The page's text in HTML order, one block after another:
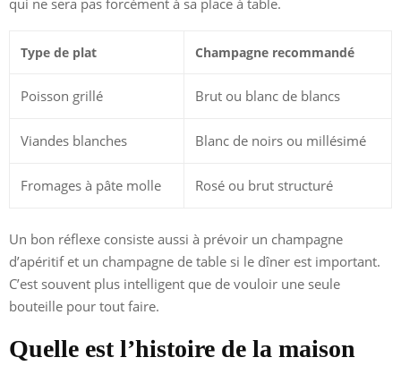
qui ne sera pas forcément à sa place à table.
Type de plat Champagne recommandé
Poisson grillé Brut ou blanc de blancs
Viandes blanches Blanc de noirs ou millésimé
Fromages à pâte molle Rosé ou brut structuré
Un bon réflexe consiste aussi à prévoir un champagne
d’apéritif et un champagne de table si le dîner est important.
C’est souvent plus intelligent que de vouloir une seule
bouteille pour tout faire.
Quelle est l’histoire de la maison